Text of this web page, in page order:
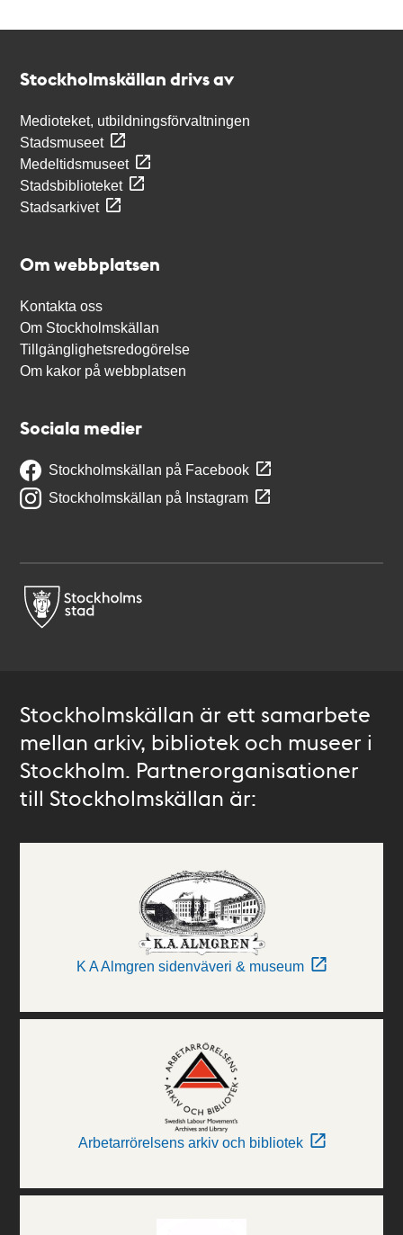
Stockholmskällan drivs av
Medioteket, utbildningsförvaltningen
Stadsmuseet
Medeltidsmuseet
Stadsbiblioteket
Stadsarkivet
Om webbplatsen
Kontakta oss
Om Stockholmskällan
Tillgänglighetsredogörelse
Om kakor på webbplatsen
Sociala medier
Stockholmskällan på Facebook
Stockholmskällan på Instagram
Stockholmskällan är ett samarbete
mellan arkiv, bibliotek och museer i
Stockholm. Partnerorganisationer
till Stockholmskällan är:
K A Almgren sidenväveri & museum
Arbetarrörelsens arkiv och bibliotek